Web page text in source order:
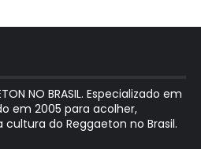
NO BRASIL. Especializado em
em 2005 para acolher,
do Reggaeton no Brasil.